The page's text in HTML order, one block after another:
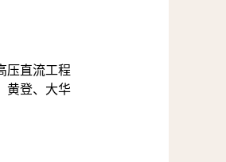
压直流工程
黄登、大华